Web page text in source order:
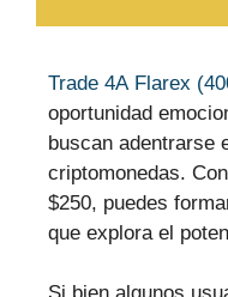
Trade 4A Flarex
oportunidad
buscan adentrarse
criptomonedas.
$250, puedes
que explora el